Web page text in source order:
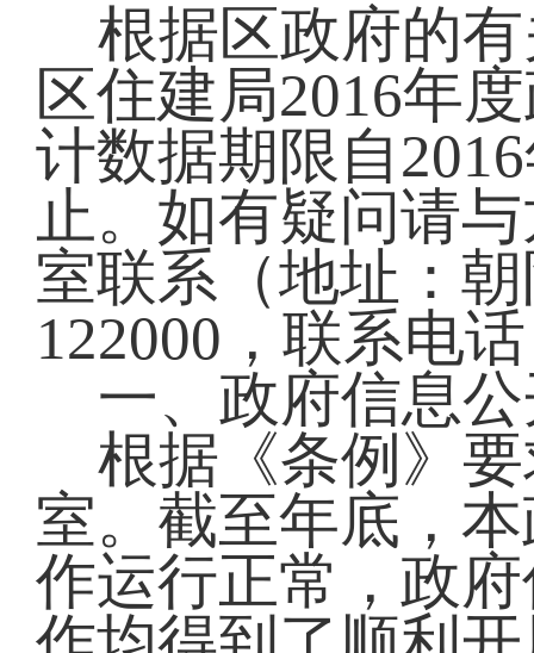
根据区政府的有
区住建局2016年
计数据期限自
止。如有疑问请
室联系（地址：
122000，联系电
一、政府信息公
根据《条例》要
室。截至年底，
作运行正常，政